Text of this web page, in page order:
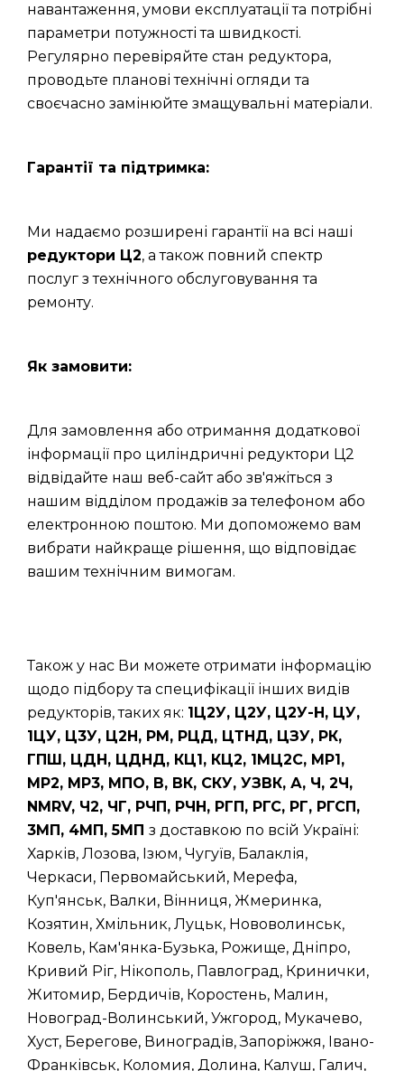
навантаження, умови експлуатації та потрібні
параметри потужності та швидкості.
Регулярно перевіряйте стан редуктора,
проводьте планові технічні огляди та
своєчасно замінюйте змащувальні матеріали.
Гарантії та підтримка:
Ми надаємо розширені гарантії на всі наші
редуктори Ц2, а також повний спектр
послуг з технічного обслуговування та
ремонту.
Як замовити:
Для замовлення або отримання додаткової
інформації про циліндричні редуктори Ц2
відвідайте наш веб-сайт або зв'яжіться з
нашим відділом продажів за телефоном або
електронною поштою. Ми допоможемо вам
вибрати найкраще рішення, що відповідає
вашим технічним вимогам.
Також у нас Ви можете отримати інформацію
щодо підбору та специфікації інших видів
редукторів, таких як: 1Ц2У, Ц2У, Ц2У-Н, ЦУ,
1ЦУ, Ц3У, Ц2Н, РМ, РЦД, ЦТНД, ЦЗУ, РК,
ГПШ, ЦДН, ЦДНД, КЦ1, КЦ2, 1МЦ2С, МР1,
МР2, МР3, МПО, В, ВК, СКУ, УЗВК, А, Ч, 2Ч,
NMRV, Ч2, ЧГ, РЧП, РЧН, РГП, РГС, РГ, РГСП,
3МП, 4МП, 5МП з доставкою по всій Україні:
Харків, Лозова, Ізюм, Чугуїв, Балаклія,
Черкаси, Первомайський, Мерефа,
Куп'янськ, Валки, Вінниця, Жмеринка,
Козятин, Хмільник, Луцьк, Нововолинськ,
Ковель, Кам'янка-Бузька, Рожище, Дніпро,
Кривий Ріг, Нікополь, Павлоград, Кринички,
Житомир, Бердичів, Коростень, Малин,
Новоград-Волинський, Ужгород, Мукачево,
Хуст, Берегове, Виноградів, Запоріжжя, Івано-
Франківськ, Коломия, Долина, Калуш, Галич,